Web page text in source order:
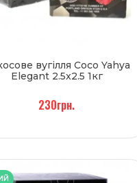
вугілля Coco Yahya
Elegant 2.5x2.5 1кг
230грн.